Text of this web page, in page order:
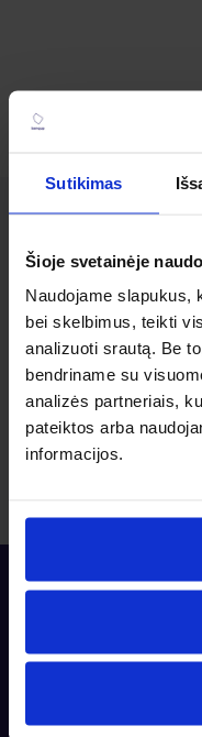
Sutikimas
Šioje svetainėje
Naudojame slapukus,
bei skelbimus, teikti
analizuoti srautą. Be
bendriname su
analizės partneriais,
pateiktos arba
informacijos.
Jei turite kitų
Banqup platforma
išrašymą ir gavimą,